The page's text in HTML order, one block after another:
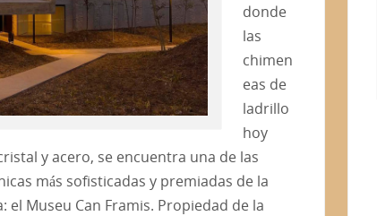
donde
las
chimen
eas de
ladrillo
hoy
y acero, se encuentra una de las
más sofisticadas y premiadas de la
el Museu Can Framis. Propiedad de la